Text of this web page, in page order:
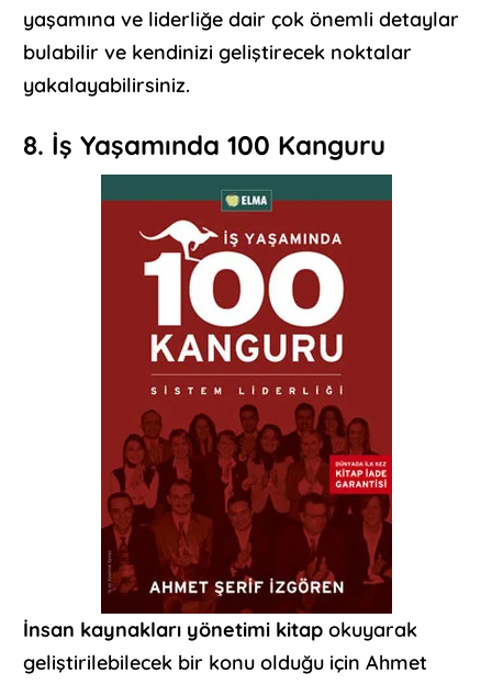
yaşamına ve liderliğe dair çok önemli detaylar
bulabilir ve kendinizi geliştirecek noktalar
yakalayabilirsiniz.
8. İş Yaşamında 100 Kanguru
İnsan kaynakları yönetimi kitapokuyarak
geliştirilebilecek bir konu olduğu için Ahmet